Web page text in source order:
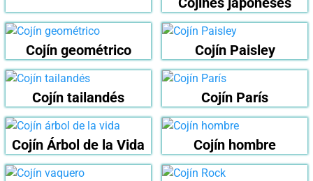
Cojín geométrico Cojín Paisley
Cojín tailandés Cojín París
Cojín Árbol de la Vida Cojín hombre